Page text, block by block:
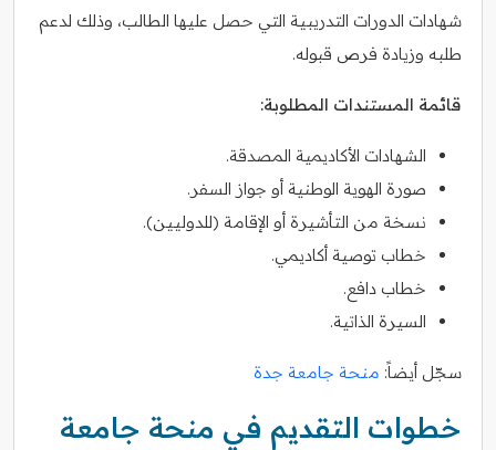
شهادات الدورات التدريبية التي حصل عليها الطالب، وذلك لدعم
طلبه وزيادة فرص قبوله.
قائمة المستندات المطلوبة:
الشهادات الأكاديمية المصدقة.
صورة الهوية الوطنية أو جواز السفر.
نسخة من التأشيرة أو الإقامة (للدوليين).
خطاب توصية أكاديمي.
خطاب دافع.
السيرة الذاتية.
سجّل أيضاً: منحة جامعة جدة
خطوات التقديم في منحة جامعة